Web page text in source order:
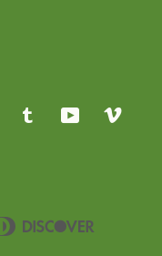
InstagramTumblr YouTube
Diners